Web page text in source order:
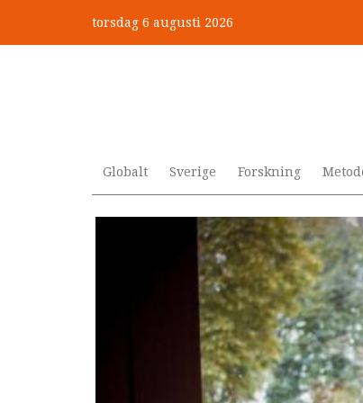
huvudinnehåll
torsdag 6 augusti 2026
Globalt Sverige Forskning
Mobbning vid autism